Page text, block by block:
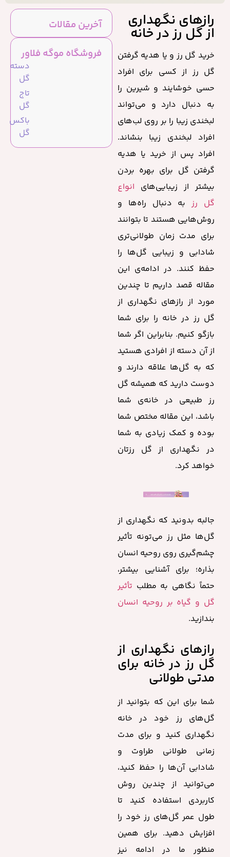
رازهای نگهداری
از گل رز در خانه
خرید گل رز و یا هدیه گرفتن
گل رز از کسی برای افراد
حسی خوشایند و شیرین را
به دنبال دارد و می‌تواند
لبخندی زیبا را بر روی لب‌های
افراد لبخندی زیبا بنشاند.
افراد پس از خرید یا هدیه
گرفتن گل برای بهره بردن
بیشتر از زیبایی‌های انواع
گل رزبه دنبال‌ راه‌ها و
روش‌هایی هستند تا بتوانند
برای مدت زمان طولانی‌تری
شادابی و زیبایی گل‌ها را
حفظ کنند. در ادامه‌ی این
مقاله قصد داریم تا چندین
مورد از رازهای نگهداری از
گل رز در خانه را برای شما
بازگو کنیم. بنابراین اگر شما
از آن دسته از افرادی هستید
که به گل‌ها علاقه دارند و
دوست دارید که همیشه گل
رز طبیعی در خانه‌ی شما
باشد، این مقاله مختص شما
بوده و کمک زیادی به شما
در نگهداری از گل رزتان
خواهد کرد.
جالبه بدونید که نگهداری از
گل‌ها مثل رز می‌تونه تأثیر
چشم‌گیری روی روحیه انسان
بذاره؛ برای آشنایی بیشتر،
حتماً نگاهی به مطلب تأثیر
گل و گیاه بر روحیه انسان
بندازید.
رازهای نگهداری از
گل رز در خانه برای
مدتی طولانی
شما برای این که بتوانید از
گل‌های رز خود در خانه
نگهداری کنید و برای مدت
زمانی طولانی طراوت و
شادابی آن‌ها را حفظ کنید،
می‌توانید از چندین روش
کاربردی استفاده کنید تا
طول عمر گل‌های رز خود را
افزایش دهید. برای همین
منظور ما در ادامه نیز
آخرین مقالات
فروشگاه موگه فلاور
دسته
گل
تاج
گل
باکس
گل